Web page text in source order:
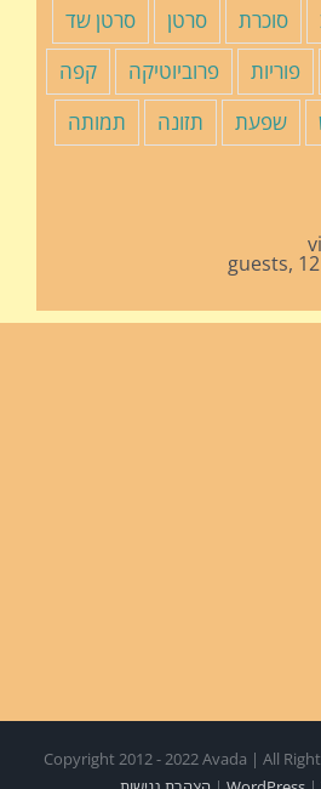
סוכרת סרטן
סרטן שד
פוריות פרוביוטיקה
קפה
שפעת תזונה תמותה
Copyright 2012 - 2022 Avada | All